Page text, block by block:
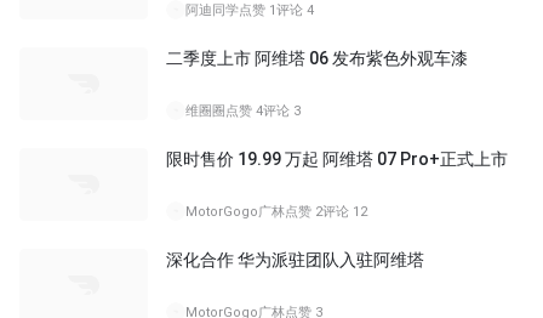
阿迪同学点赞 1评论 4
二季度上市 阿维塔 06 发布紫色外观车漆
维圈圈 点赞 4评论 3
限时售价 19.99 万起 阿维塔 07 Pro+正式上市
MotorGogo广林点赞 2评论 12
深化合作 华为派驻团队入驻阿维塔
MotorGogo广林点赞 3